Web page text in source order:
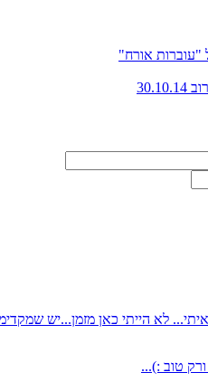
"עוברות אורח"
לא הייתי כאן מזמן...יש
טוב :)...